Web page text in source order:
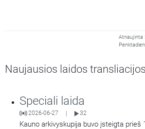
Atnaujinta
Naujausios laidos transliacijos
Speciali laida
2026-06-27 32
Kauno arkivyskupija buvo įsteigta prieš